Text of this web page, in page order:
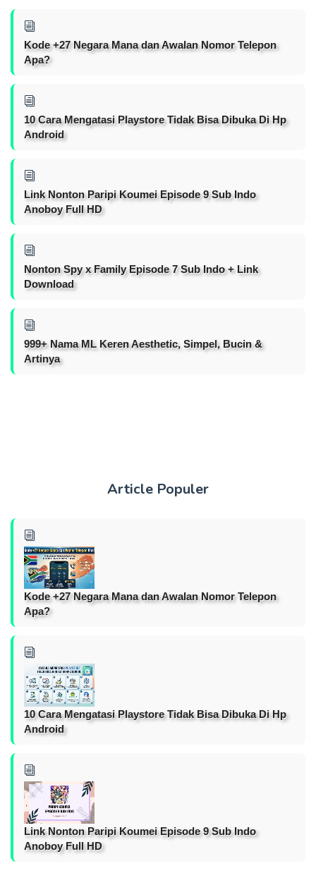
Kode +27 Negara Mana dan Awalan Nomor Telepon
Apa?
10 Cara Mengatasi Playstore Tidak Bisa Dibuka Di Hp
Android
Link Nonton Paripi Koumei Episode 9 Sub Indo
Anoboy Full HD
Nonton Spy x Family Episode 7 Sub Indo + Link
Download
999+ Nama ML Keren Aesthetic, Simpel, Bucin &
Artinya
Article Populer
Kode +27 Negara Mana dan Awalan Nomor Telepon
Apa?
10 Cara Mengatasi Playstore Tidak Bisa Dibuka Di Hp
Android
Link Nonton Paripi Koumei Episode 9 Sub Indo
Anoboy Full HD